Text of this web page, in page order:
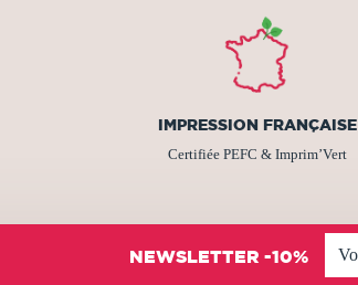
IMPRESSION FRANÇAISE
Certifiée PEFC & Imprim’Vert
NEWSLETTER -10%